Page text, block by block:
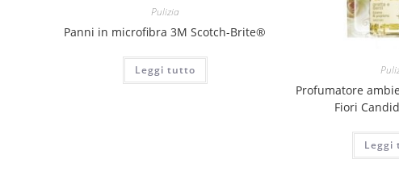
Pulizia
Panni in microfibra 3M Scotch-Brite®
Leggi tutto
Profumatore
Fiori
Leggi